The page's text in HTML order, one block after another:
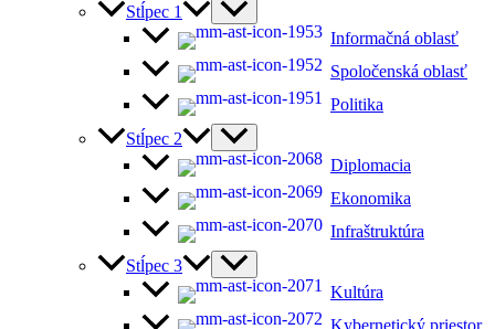
Stĺpec 1
Informačná oblasť
Spoločenská oblasť
Politika
Stĺpec 2
Diplomacia
Ekonomika
Infraštruktúra
Stĺpec 3
Kultúra